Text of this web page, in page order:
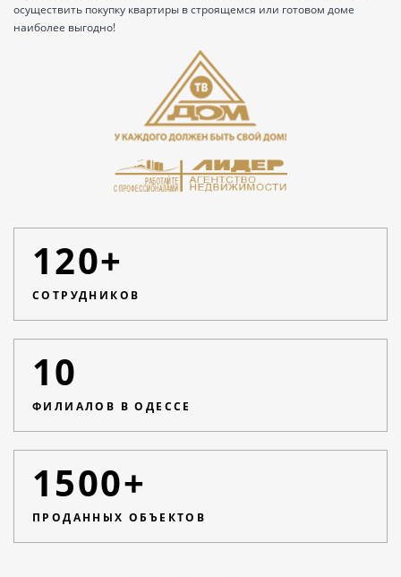
осуществить покупку квартиры в строящемся или готовом доме
наиболее выгодно!
120+
СОТРУДНИКОВ
10
ФИЛИАЛОВ В ОДЕССЕ
1500+
ПРОДАННЫХ ОБЪЕКТОВ